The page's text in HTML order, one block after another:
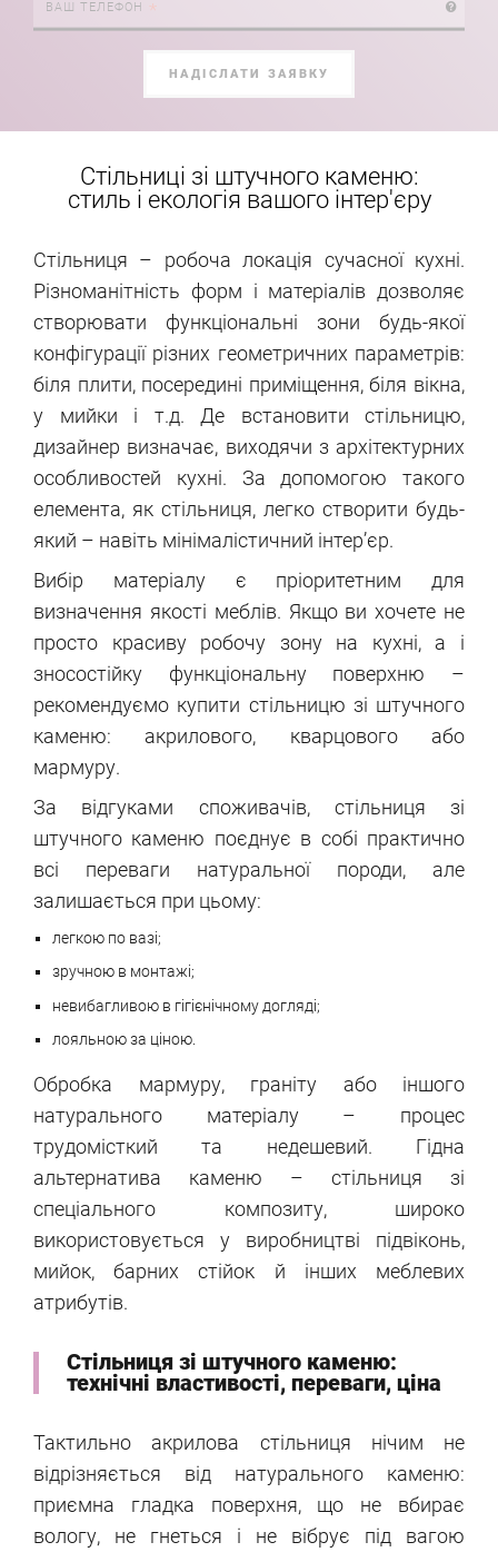
ВАШ ТЕЛЕФОН
0XX
НАДІСЛАТИ ЗАЯВКУ
Стільниці зі штучного каменю:
стиль і екологія вашого інтер'єру
Стільниця – робоча локація сучасної кухні.
Різноманітність форм і матеріалів дозволяє
створювати функціональні зони будь-якої
конфігурації різних геометричних параметрів:
біля плити, посередині приміщення, біля вікна,
у мийки і т.д. Де встановити стільницю,
дизайнер визначає, виходячи з архітектурних
особливостей кухні. За допомогою такого
елемента, як стільниця, легко створити будь-
який – навіть мінімалістичний інтер’єр.
Вибір матеріалу є пріоритетним для
визначення якості меблів. Якщо ви хочете не
просто красиву робочу зону на кухні, а і
зносостійку функціональну поверхню –
рекомендуємо купити стільницю зі штучного
каменю: акрилового, кварцового або
мармуру.
За відгуками споживачів, стільниця зі
штучного каменю поєднує в собі практично
всі переваги натуральної породи, але
залишається при цьому:
легкою по вазі;
зручною в монтажі;
невибагливою ​​в гігієнічному догляді;
лояльною за ціною.
Обробка мармуру, граніту або іншого
натурального матеріалу – процес
трудомісткий та недешевий. Гідна
альтернатива каменю – стільниця зі
спеціального композиту, широко
використовується у виробництві підвіконь,
мийок, барних стійок й інших меблевих
атрибутів.
Стільниця зі штучного каменю:
технічні властивості, переваги, ціна
Тактильно акрилова стільниця нічим не
відрізняється від натурального каменю:
приємна гладка поверхня, що не вбирає
вологу, не гнеться і не вібрує під вагою